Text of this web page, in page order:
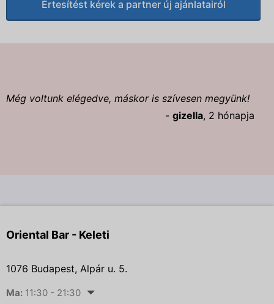
Értesítést kérek a partner új ajánlatairól
Még voltunk elégedve, máskor is szívesen megyünk!
- gizella, 2 hónapja
Oriental Bar - Keleti
1076 Budapest, Alpár u. 5.
Ma: 11:30 - 21:30